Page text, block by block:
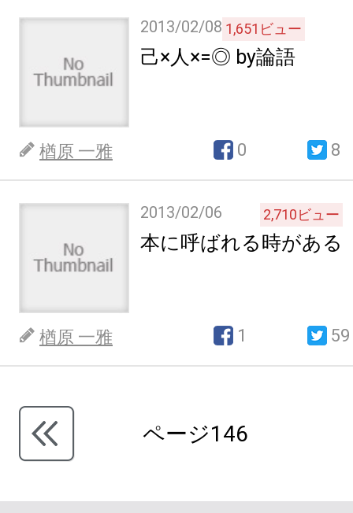
2013/02/08 1,651 ビュー
己×人×=◎ by論語
楢原 一雅 0 8
2013/02/06 2,710ビュー
本に呼ばれる時がある
楢原 一雅 1 59
ページ146